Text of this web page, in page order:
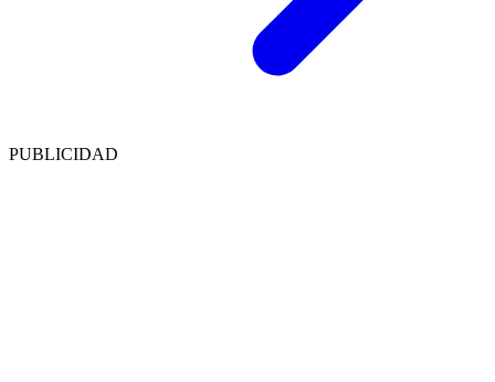
PUBLICIDAD